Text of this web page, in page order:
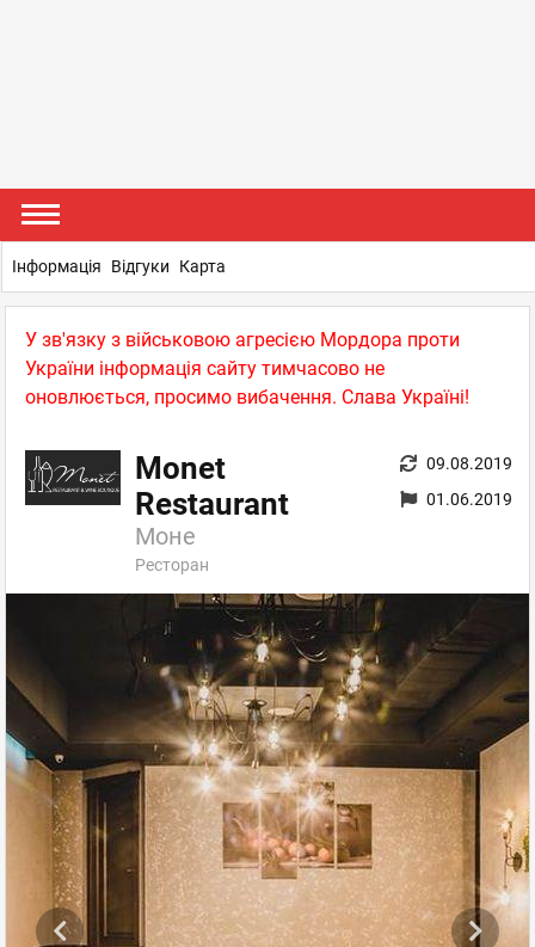
У зв'язку з військовою агресією Мордора проти
України інформація сайту тимчасово не
оновлюється, просимо вибачення. Слава Україні!
Monet
Restaurant
Моне
Ресторан
09.08.2019
01.06.2019
Інформація Відгуки Карта